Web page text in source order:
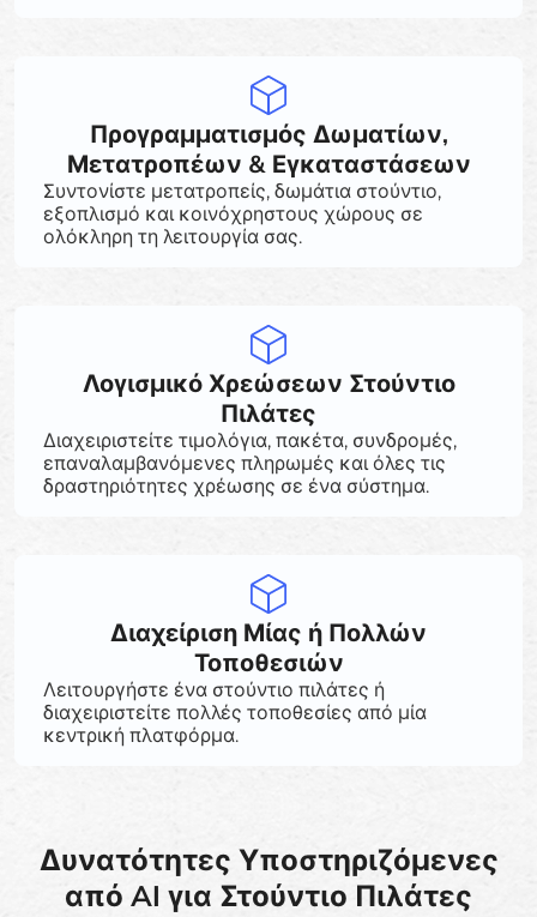
Προγραμματισμός Δωματίων,
Μετατροπέων & Εγκαταστάσεων
Συντονίστε μετατροπείς, δωμάτια στούντιο,
εξοπλισμό και κοινόχρηστους χώρους σε
ολόκληρη τη λειτουργία σας.
Λογισμικό Χρεώσεων Στούντιο
Πιλάτες
Διαχειριστείτε τιμολόγια, πακέτα, συνδρομές,
επαναλαμβανόμενες πληρωμές και όλες τις
δραστηριότητες χρέωσης σε ένα σύστημα.
Διαχείριση Μίας ή Πολλών
Τοποθεσιών
Λειτουργήστε ένα στούντιο πιλάτες ή
διαχειριστείτε πολλές τοποθεσίες από μία
κεντρική πλατφόρμα.
Δυνατότητες Υποστηριζόμενες
από AI για Στούντιο Πιλάτες